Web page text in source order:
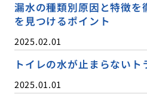
漏水の種類別原因と特徴を
を見つけるポイント
2025.02.01
トイレの水が止まらない
2025.01.01